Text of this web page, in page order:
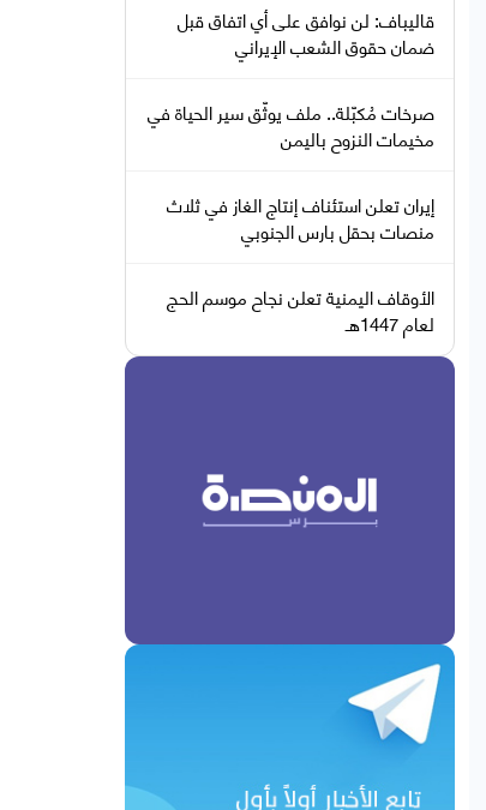
قاليباف: لن نوافق على أي اتفاق قبل
ضمان حقوق الشعب الإيراني
صرخات مُكبّلة.. ملف يوثّق سير الحياة في
مخيمات النزوح باليمن
إيران تعلن استئناف إنتاج الغاز في ثلاث
منصات بحقل بارس الجنوبي
الأوقاف اليمنية تعلن نجاح موسم الحج
لعام 1447هـ